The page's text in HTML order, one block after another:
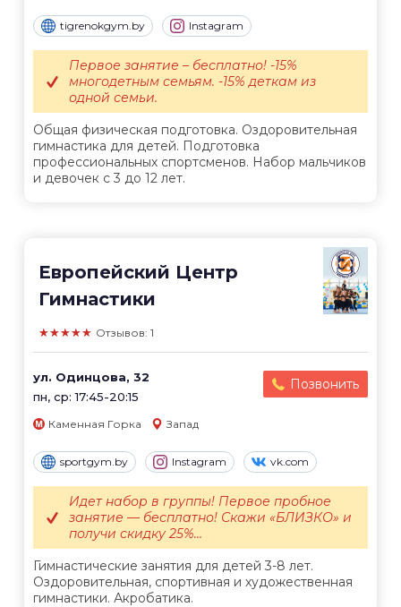
tigrenokgym.by Instagram
Общая физическая подготовка. Оздоровительная
гимнастика для детей. Подготовка
профессиональных спортсменов. Набор мальчиков
и девочек с 3 до 12 лет.
Первое занятие – бесплатно! -15%
многодетным семьям. -15% деткам из
одной семьи.
Европейский Центр
Гимнастики
★★★★★ Отзывов: 1
ул. Одинцова, 32
пн, ср: 17:45-20:15
Позвонить
Каменная Горка Запад
sportgym.by Instagram vk.com
Гимнастические занятия для детей 3-8 лет.
Оздоровительная, спортивная и художественная
гимнастики. Акробатика.
Идет набор в группы! Первое пробное
занятие — бесплатно! Скажи «БЛИЗКО» и
получи скидку 25%...